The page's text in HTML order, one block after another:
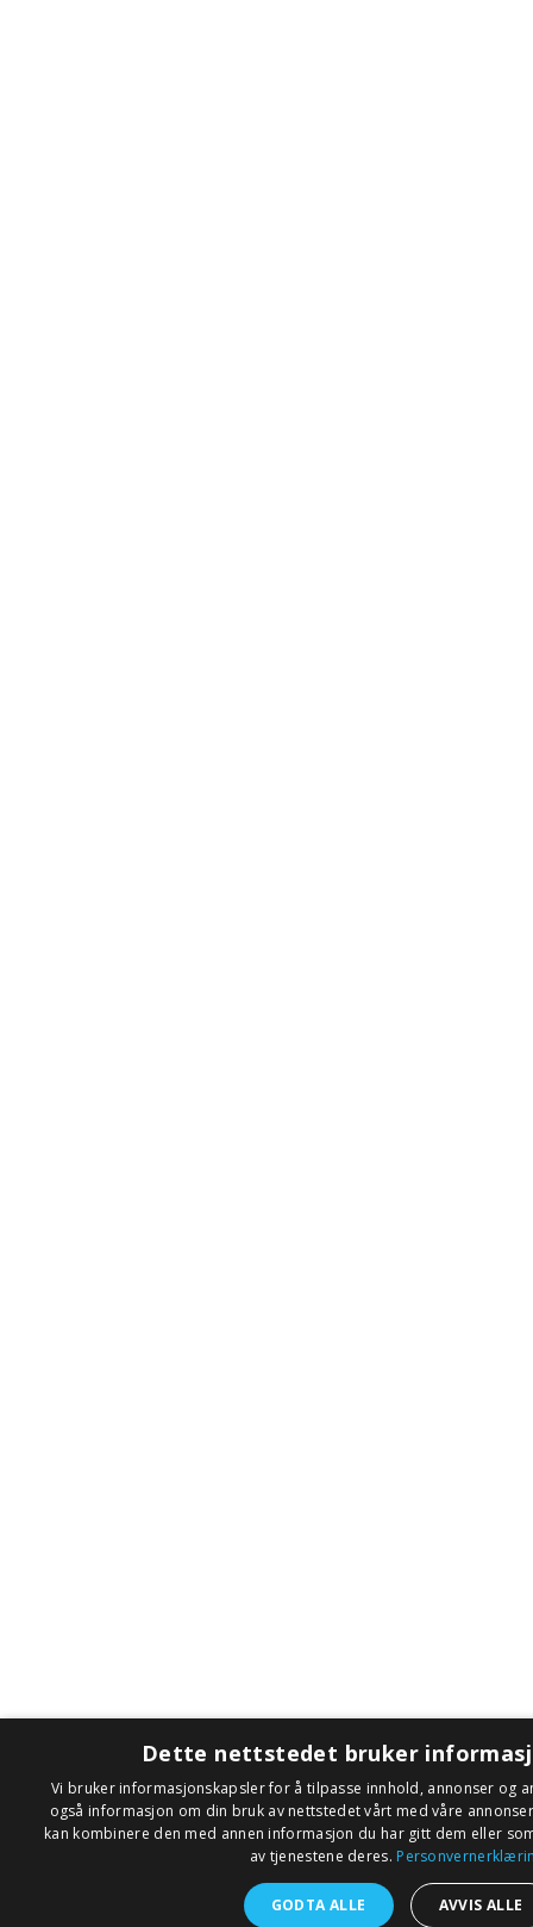
Dette nettstedet bruker
Vi bruker informasjonskapsler for å tilpasse innhold, annonser og
også informasjon om din bruk av nettstedet vårt med våre
kan kombinere den med annen informasjon du har gitt dem eller
av tjenestene deres.
GODTA ALLE AVVIS ALLE